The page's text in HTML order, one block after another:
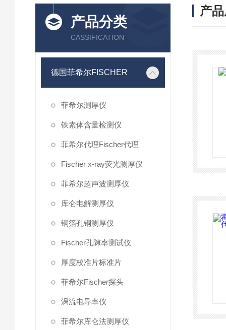
产品分类
CASSIFICATION
德国菲希尔FISCHER
菲希尔测厚仪
铁素体含量检测仪
菲希尔代理Fischer代理
Fischer x-ray荧光测厚仪
菲希尔超声波测厚仪
库仑电解测厚仪
铜箔孔铜测厚仪
Fischer孔隙率测试仪
厚度校准片标准片
菲希尔Fischer探头
涡流电导率仪
菲希尔库仑法测厚仪
产